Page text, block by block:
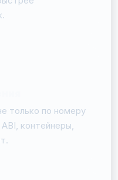
только по номеру
контейнеры,